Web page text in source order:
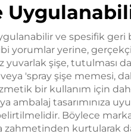
ve spesifik geri
yorumlar yerine,
şişe, tutulması
'spray şişe memesi,
bir kullanım için
ambalaj tasarımınıza
Böylece
kurtularak